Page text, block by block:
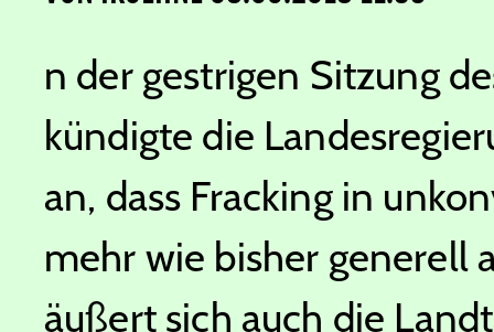
n der gestrigen Sitzung
kündigte die
an, dass Fracking in
mehr wie bisher generell
äußert sich auch die